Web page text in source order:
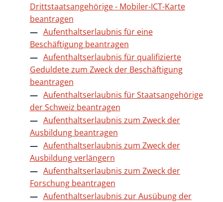
Drittstaatsangehörige - Mobiler-ICT-Karte
beantragen
Aufenthaltserlaubnis für eine
Beschäftigung beantragen
Aufenthaltserlaubnis für qualifizierte
Geduldete zum Zweck der Beschäftigung
beantragen
Aufenthaltserlaubnis für Staatsangehörige
der Schweiz beantragen
Aufenthaltserlaubnis zum Zweck der
Ausbildung beantragen
Aufenthaltserlaubnis zum Zweck der
Ausbildung verlängern
Aufenthaltserlaubnis zum Zweck der
Forschung beantragen
Aufenthaltserlaubnis zur Ausübung der